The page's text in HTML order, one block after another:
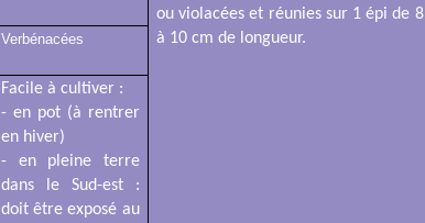
ou violacées et réunies sur 1 épi de 8
à 10 cm de longueur.
Verbénacées
Facile à cultiver :
- en pot (à rentrer
en hiver)
- en pleine terre
dans le Sud-est :
doit être exposé au